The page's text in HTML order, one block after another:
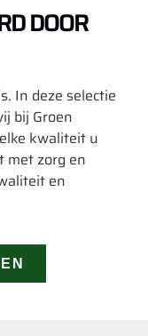
DOOR
In deze selectie
bij Groen
kwaliteit u
met zorg en
en